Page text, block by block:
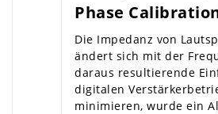
Phase
Die Impedanz von
ändert sich mit der
daraus resultierende
digitalen
minimieren, wurde ein